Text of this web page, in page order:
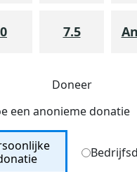
7.5
Doneer
een anonieme donatie
Type